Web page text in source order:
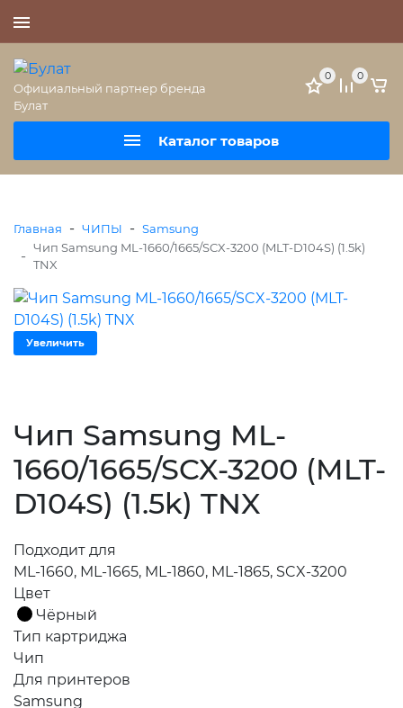
Официальный партнер бренда
Булат
Каталог товаров
0 0
Главная - ЧИПЫ - Samsung
- Чип Samsung ML-1660/1665/SCX-3200 (MLT-D104S) (1.5k)
TNX
Увеличить
Чип Samsung ML-
1660/1665/SCX-3200 (MLT-
D104S) (1.5k) TNX
Подходит для
ML-1660, ML-1665, ML-1860, ML-1865, SCX-3200
Цвет
Чёрный
Тип картриджа
Чип
Для принтеров
Samsung